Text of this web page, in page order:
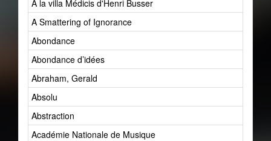
À la villa Médicis d'Henri Busser
A Smattering of Ignorance
Abondance
Abondance d’idées
Abraham, Gerald
Absolu
Abstraction
Académie Nationale de Musique